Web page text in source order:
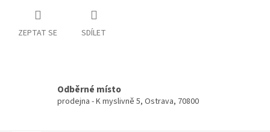
ZEPTAT SE SDÍLET
Odběrné místo
prodejna - K myslivně 5, Ostrava, 70800